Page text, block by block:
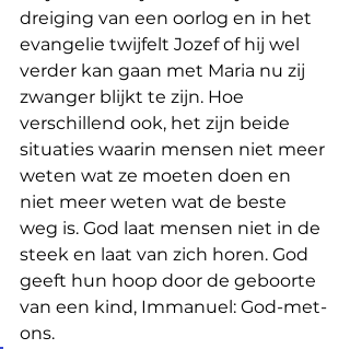
dreiging van een oorlog en in het
evangelie twijfelt Jozef of hij wel
verder kan gaan met Maria nu zij
zwanger blijkt te zijn. Hoe
verschillend ook, het zijn beide
situaties waarin mensen niet meer
weten wat ze moeten doen en
niet meer weten wat de beste
weg is. God laat mensen niet in de
steek en laat van zich horen. God
geeft hun hoop door de geboorte
van een kind, Immanuel: God-met-
ons.